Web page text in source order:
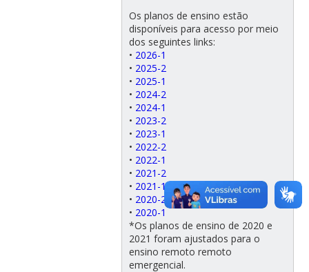
Os planos de ensino estão
disponíveis para acesso por meio
dos seguintes links:
• 2026-1
• 2025-2
• 2025-1
• 2024-2
• 2024-1
• 2023-2
• 2023-1
• 2022-2
• 2022-1
• 2021-2
• 2021-1
• 2020-2
• 2020-1
*Os planos de ensino de 2020 e
2021 foram ajustados para o
ensino remoto remoto
emergencial.